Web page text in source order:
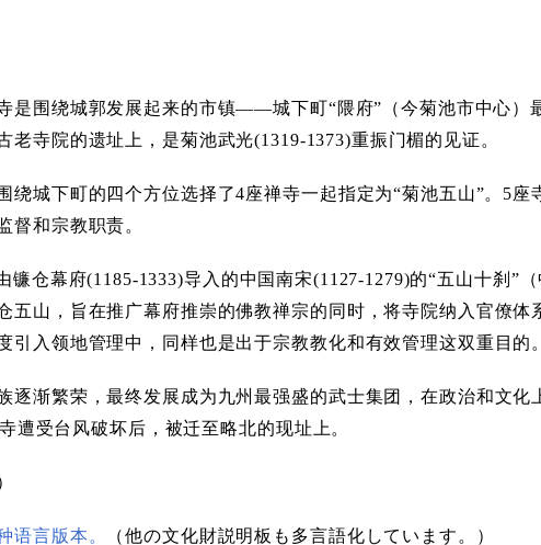
是围绕城郭发展起来的市镇——城下町“隈府”（今菊池市中心）
老寺院的遗址上，是菊池武光(1319-1373)重振门楣的见证。
绕城下町的四个方位选择了4座禅寺一起指定为“菊池五山”。5座
督和宗教职责。
镰仓幕府(1185-1333)导入的中国南宋(1127-1279)的“五山十刹”
五山，旨在推广幕府推崇的佛教禅宗的同时，将寺院纳入官僚体
引入领地管理中，同样也是出于宗教教化和有效管理这双重目的。
逐渐繁荣，最终发展成为九州最强盛的武士集团，在政治和文化
遭受台风破坏后，被迁至略北的现址上。
语言版本。 （他の文化財説明板も多言語化しています。）